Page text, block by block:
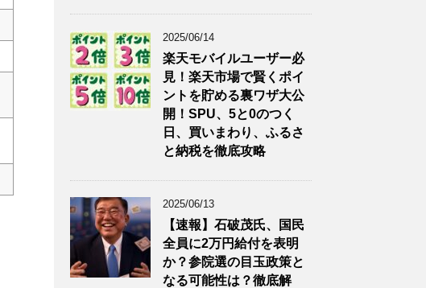
2025/06/14
楽天モバイルユーザー必
見！楽天市場で賢くポイ
ントを貯める裏ワザ大公
開！SPU、5と0のつく
日、買いまわり、ふるさ
と納税を徹底攻略
2025/06/13
【速報】石破茂氏、国民
全員に2万円給付を表明
か？参院選の目玉政策と
なる可能性は？徹底解